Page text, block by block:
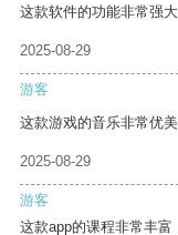
这款软件的功能非常强
2025-08-29
游客
这款游戏的音乐非常优
2025-08-29
游客
这款app的课程非常丰